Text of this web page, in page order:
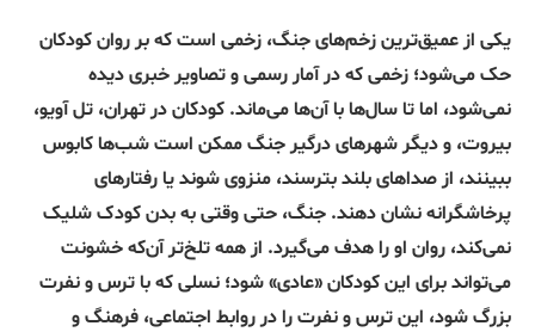
یکی از عمیق‌ترین زخم‌های جنگ، زخمی است که بر روان کودکان
حک می‌شود؛ زخمی که در آمار رسمی و تصاویر خبری دیده
نمی‌شود، اما تا سال‌ها با آن‌ها می‌ماند. کودکان در تهران، تل آویو،
بیروت، و دیگر شهرهای درگیر جنگ ممکن است شب‌ها کابوس
ببینند، از صداهای بلند بترسند، منزوی شوند یا رفتارهای
پرخاشگرانه نشان دهند. جنگ، حتی وقتی به بدن کودک شلیک
نمی‌کند، روان او را هدف می‌گیرد. از همه تلخ‌تر آن‌که خشونت
می‌تواند برای این کودکان «عادی» شود؛ نسلی که با ترس و نفرت
بزرگ شود، این ترس و نفرت را در روابط اجتماعی، فرهنگ و